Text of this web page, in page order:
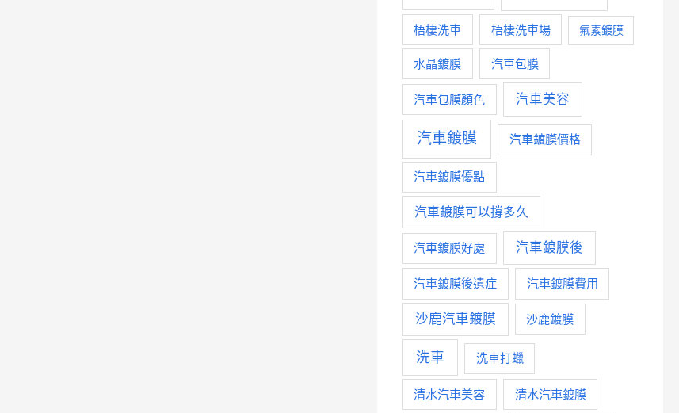
梧棲洗車 梧棲洗車場 氟素鍍膜
水晶鍍膜 汽車包膜
汽車包膜顏色 汽車美容
汽車鍍膜 汽車鍍膜價格
汽車鍍膜優點
汽車鍍膜可以撐多久
汽車鍍膜好處 汽車鍍膜後
汽車鍍膜後遺症 汽車鍍膜費用
沙鹿汽車鍍膜 沙鹿鍍膜
洗車 洗車打蠟
清水汽車美容 清水汽車鍍膜